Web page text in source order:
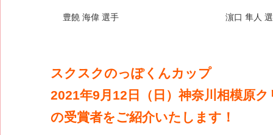
豊饒 海偉 選手 濵口 隼人
スクスクのっぽくんカップ
2021年9月12日（日）神奈川相模原
の受賞者をご紹介いたします！